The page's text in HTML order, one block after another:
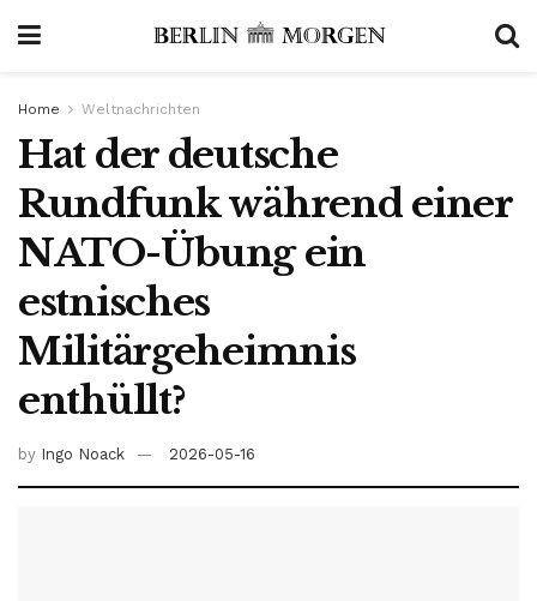
Home Weltnachrichten
Hat der deutsche
Rundfunk während einer
NATO-Übung ein
estnisches
Militärgeheimnis
enthüllt?
by Ingo Noack 2026-05-16